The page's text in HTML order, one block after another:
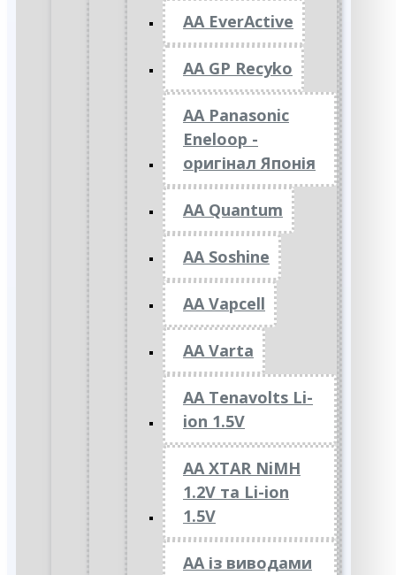
AA EverActive
AA GP Recyko
AA Panasonic
Eneloop -
оригінал Японія
AA Quantum
AA Soshine
AA Vapcell
AA Varta
AA Tenavolts Li-
ion 1.5V
AA XTAR NiMH
1.2V та Li-ion
1.5V
АА із виводами